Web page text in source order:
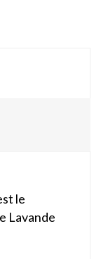
le
Lavande